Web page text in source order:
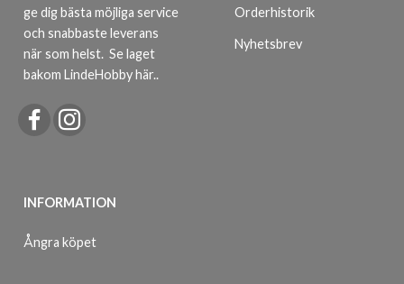
ge dig bästa möjliga service
och snabbaste leverans
när som helst. Se laget
bakom LindeHobby här..
INFORMATION
Ångra köpet
Orderhistorik
Nyhetsbrev